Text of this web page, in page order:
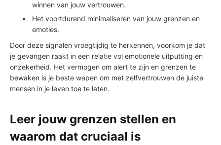
winnen van​ jouw vertrouwen.
Het voortdurend minimaliseren van jouw ‍grenzen en⁤
emoties.
Door deze signalen‍ vroegtijdig te ‌herkennen, voorkom je dat ​
je gevangen raakt in een relatie ‍vol emotionele uitputting en⁢
onzekerheid. Het vermogen om alert te ​zijn en grenzen te
bewaken is je beste wapen om met ⁤zelfvertrouwen de juiste
mensen⁢ in je leven toe te‍ laten.
Leer jouw grenzen stellen en
waarom dat cruciaal is